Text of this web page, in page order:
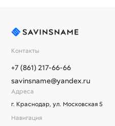
Контакты
+7 (861) 217-66-66
savinsname@yandex.ru
Адреса
г. Краснодар, ул. Московская 5
Навигация